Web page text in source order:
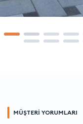
MÜŞTERİ YORUMLARI